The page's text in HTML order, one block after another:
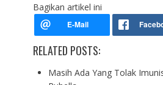
Bagikan artikel ini
RELATED POSTS:
Masih Ada Yang Tolak